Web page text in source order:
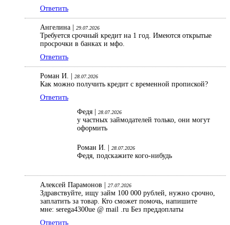
Ответить
Ангелина | 29.07.2026
Требуется срочный кредит на 1 год. Имеются открытые
просрочки в банках и мфо.
Ответить
Роман И. | 28.07.2026
Как можно получить кредит с временной пропиской?
Ответить
Федя |
28.07.2026
у частных займодателей только, они могут
оформить
Роман И. | 28.07.2026
Федя, подскажите кого-нибудь
Алексей Парамонов | 27.07.2026
Здравствуйте, ищу займ 100 000 рублей, нужно срочно,
заплатить за товар. Кто сможет помочь, напишите
мне: serega4300ue @ mail .ru Без преддоплаты
Ответить